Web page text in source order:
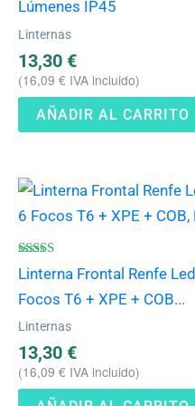
de 5
Lúmenes IP45
Linternas
13,30 €
(16,09 € IVA incluido)
AÑADIR AL CARRITO
Valorado
con
4.57
de 5
Linterna Frontal Renfe
Focos T6 + XPE + COB...
Linternas
13,30 €
(16,09 € IVA incluido)